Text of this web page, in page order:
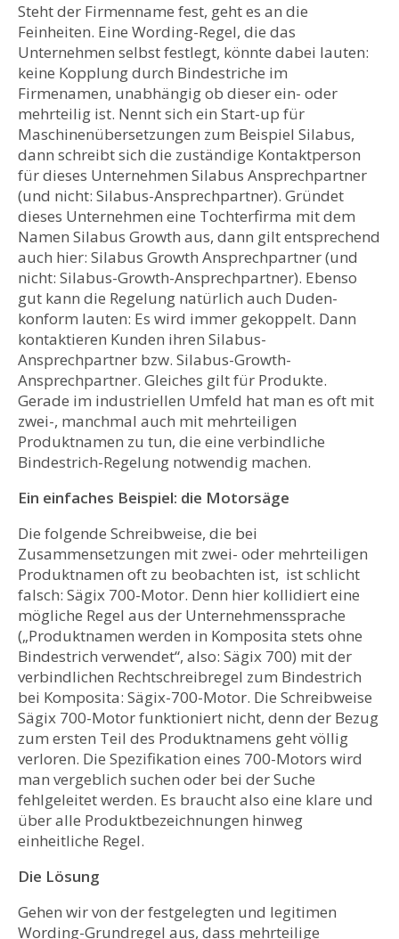
Steht der Firmenname fest, geht es an die
Feinheiten. Eine Wording-Regel, die das
Unternehmen selbst festlegt, könnte dabei lauten:
keine Kopplung durch Bindestriche im
Firmenamen, unabhängig ob dieser ein- oder
mehrteilig ist. Nennt sich ein Start-up für
Maschinenübersetzungen zum Beispiel Silabus,
dann schreibt sich die zuständige Kontaktperson
für dieses Unternehmen Silabus Ansprechpartner
(und nicht: Silabus-Ansprechpartner). Gründet
dieses Unternehmen eine Tochterfirma mit dem
Namen Silabus Growth aus, dann gilt entsprechend
auch hier: Silabus Growth Ansprechpartner (und
nicht: Silabus-Growth-Ansprechpartner). Ebenso
gut kann die Regelung natürlich auch Duden-
konform lauten: Es wird immer gekoppelt. Dann
kontaktieren Kunden ihren Silabus-
Ansprechpartner bzw. Silabus-Growth-
Ansprechpartner. Gleiches gilt für Produkte.
Gerade im industriellen Umfeld hat man es oft mit
zwei-, manchmal auch mit mehrteiligen
Produktnamen zu tun, die eine verbindliche
Bindestrich-Regelung notwendig machen.
Ein einfaches Beispiel: die Motorsäge
Die folgende Schreibweise, die bei
Zusammensetzungen mit zwei- oder mehrteiligen
Produktnamen oft zu beobachten ist, ist schlicht
falsch: Sägix 700-Motor. Denn hier kollidiert eine
mögliche Regel aus der Unternehmenssprache
(„Produktnamen werden in Komposita stets ohne
Bindestrich verwendet“, also: Sägix 700) mit der
verbindlichen Rechtschreibregel zum Bindestrich
bei Komposita: Sägix-700-Motor. Die Schreibweise
Sägix 700-Motor funktioniert nicht, denn der Bezug
zum ersten Teil des Produktnamens geht völlig
verloren. Die Spezifikation eines 700-Motors wird
man vergeblich suchen oder bei der Suche
fehlgeleitet werden. Es braucht also eine klare und
über alle Produktbezeichnungen hinweg
einheitliche Regel.
Die Lösung
Gehen wir von der festgelegten und legitimen
Wording-Grundregel aus, dass mehrteilige